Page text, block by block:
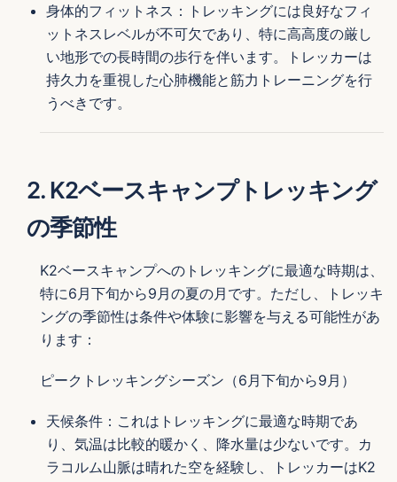
身体的フィットネス：トレッキングには良好なフィ
ットネスレベルが不可欠であり、特に高高度の厳し
い地形での長時間の歩行を伴います。トレッカーは
持久力を重視した心肺機能と筋力トレーニングを行
うべきです。
2. K2ベースキャンプトレッキング
の季節性
K2ベースキャンプへのトレッキングに最適な時期は、
特に6月下旬から9月の夏の月です。ただし、トレッキ
ングの季節性は条件や体験に影響を与える可能性があ
ります：
ピークトレッキングシーズン（6月下旬から9月）
天候条件：これはトレッキングに最適な時期であ
り、気温は比較的暖かく、降水量は少ないです。カ
ラコルム山脈は晴れた空を経験し、トレッカーはK2